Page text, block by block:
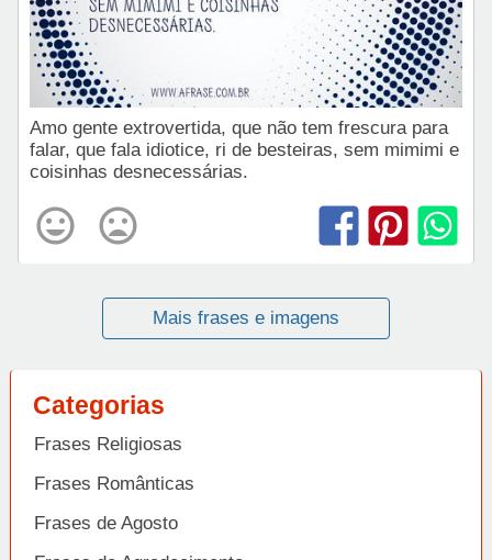
Amo gente extrovertida, que não tem frescura para
falar, que fala idiotice, ri de besteiras, sem mimimi e
coisinhas desnecessárias.
Mais frases e imagens
Categorias
Frases Religiosas
Frases Românticas
Frases de Agosto